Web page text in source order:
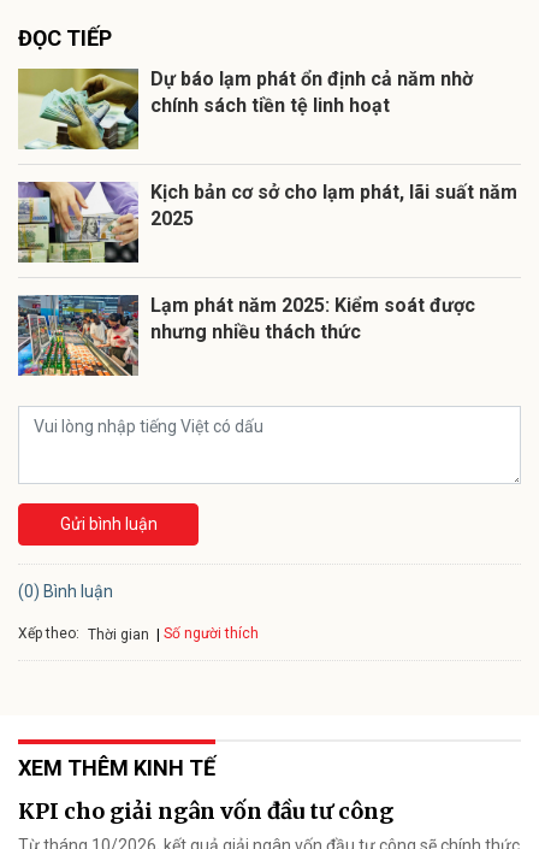
ĐỌC TIẾP
Dự báo lạm phát ổn định cả năm nhờ
chính sách tiền tệ linh hoạt
Kịch bản cơ sở cho lạm phát, lãi suất năm
2025
Lạm phát năm 2025: Kiểm soát được
nhưng nhiều thách thức
Gửi bình luận
(0) Bình luận
Xếp theo: Thời gian Số người thích
XEM THÊM KINH TẾ
KPI cho giải ngân vốn đầu tư công